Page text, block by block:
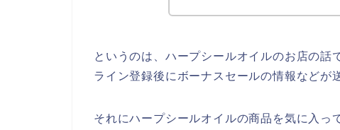
というのは、ハープシールオイルのお店の話
ライン登録後にボーナスセールの情報などが
それにハープシールオイルの商品を気に入っ